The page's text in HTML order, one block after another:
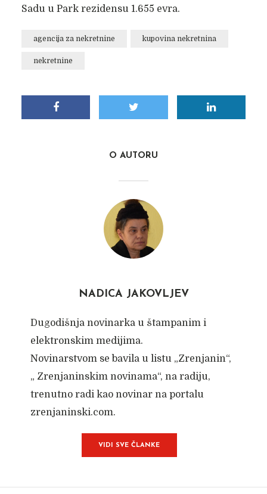
Sadu u Park rezidensu 1.655 evra.
agencija za nekretnine kupovina nekretnina
nekretnine
O AUTORU
NADICA JAKOVLJEV
Dugodišnja novinarka u štampanim i
elektronskim medijima.
Novinarstvom se bavila u listu „Zrenjanin“,
„ Zrenjaninskim novinama“, na radiju,
trenutno radi kao novinar na portalu
zrenjaninski.com.
VIDI SVE ČLANKE